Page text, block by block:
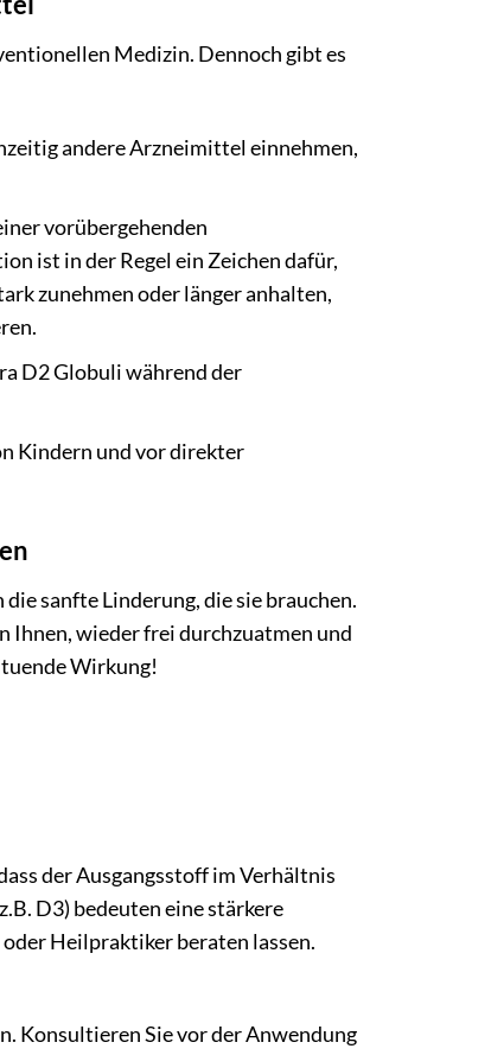
Medizin. Dennoch gibt es
andere Arzneimittel einnehmen,
vorübergehenden
ist in der Regel ein Zeichen dafür,
zunehmen oder länger anhalten,
D2 Globuli während der
Kindern und vor direkter
sanfte Linderung, die sie brauchen.
Ihnen, wieder frei durchzuatmen und
Wirkung!
der Ausgangsstoff im Verhältnis
D3) bedeuten eine stärkere
Heilpraktiker beraten lassen.
Konsultieren Sie vor der Anwendung